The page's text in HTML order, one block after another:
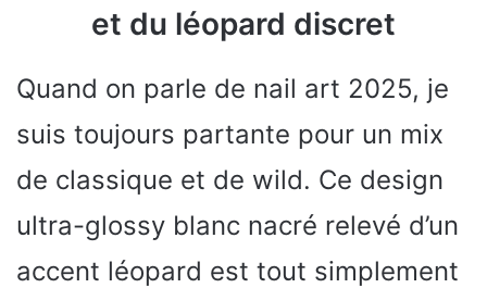
et du léopard discret
Quand on parle de nail art 2025, je
suis toujours partante pour un mix
de classique et de wild. Ce design
ultra-glossy blanc nacré relevé d’un
accent léopard est tout simplement